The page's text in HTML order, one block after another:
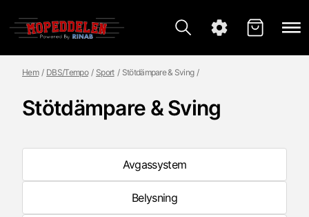
Hem DBS/Tempo Sport Stötdämpare & Sving
Stötdämpare & Sving
Avgassystem
Belysning